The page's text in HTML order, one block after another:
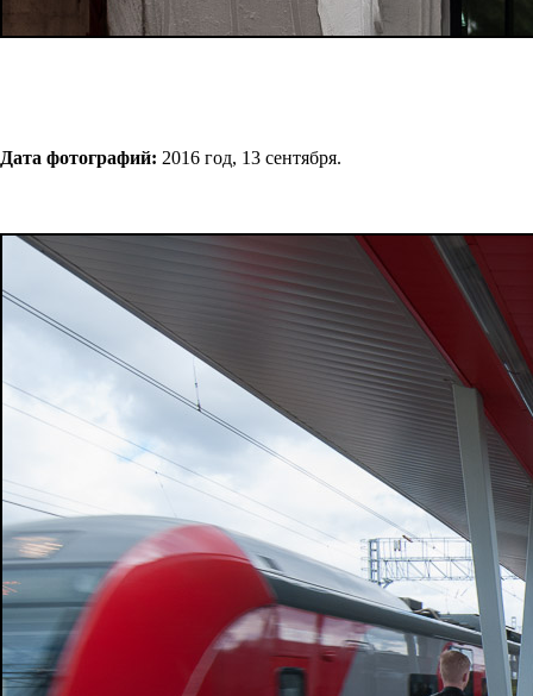
Дата фотографий: 2016 год, 13 сентября.